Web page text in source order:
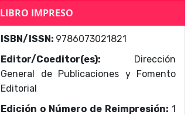
LIBRO IMPRESO
ISBN/ISSN: 9786073021821
Editor/Coeditor(es): Dirección
General de Publicaciones y Fomento
Editorial
Edición o Número de Reimpresión: 1